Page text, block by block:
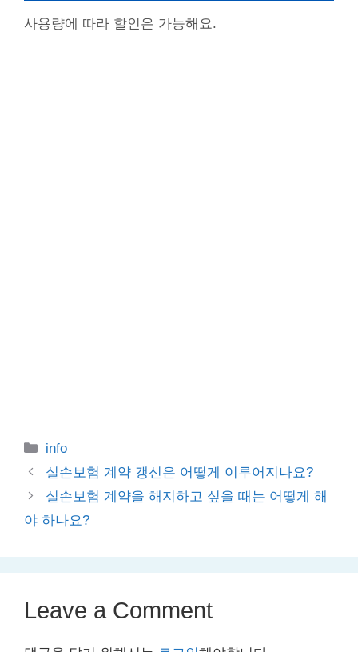
사용량에 따라 할인은 가능해요.
Categories
info
실손보험 계약 갱신은 어떻게 이루어지나요?
실손보험 계약을 해지하고 싶을 때는 어떻게 해
야 하나요?
Leave a Comment